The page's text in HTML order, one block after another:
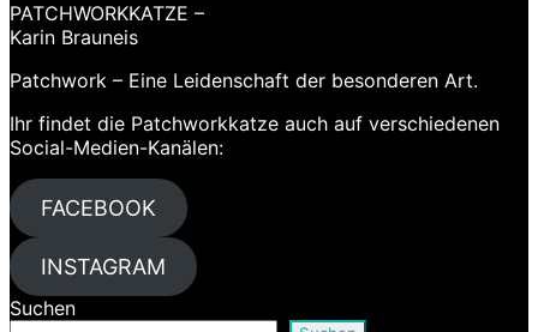
PATCHWORKKATZE –
Karin Brauneis
Patchwork – Eine Leidenschaft der besonderen Art.
Ihr findet die Patchworkkatze auch auf verschiedenen
Social-Medien-Kanälen:
FACEBOOK
INSTAGRAM
Suchen